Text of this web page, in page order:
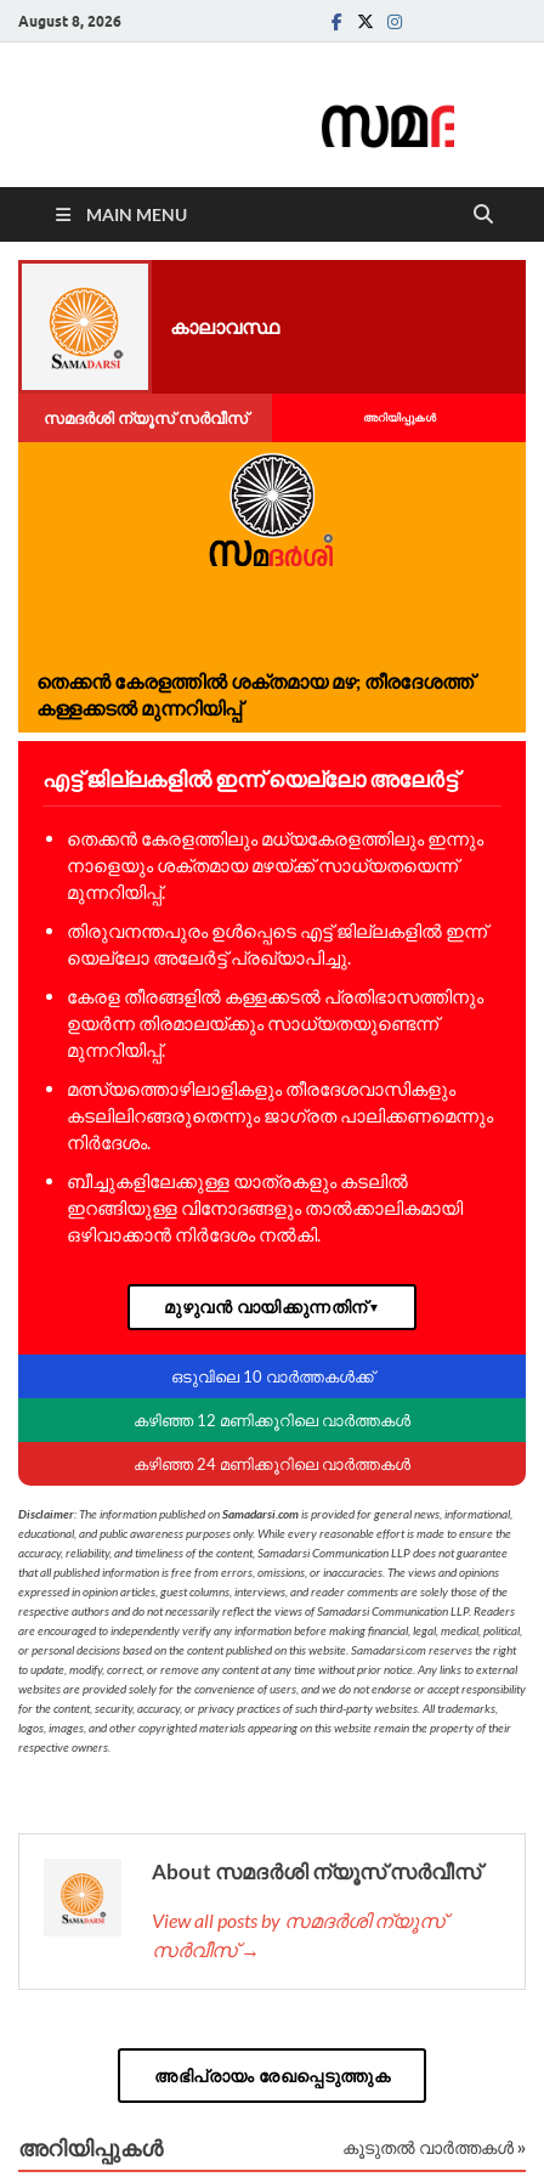
August 8, 2026
MAIN MENU
കാലാവസ്ഥ
സമദർശി ന്യൂസ് സർവീസ് അറിയിപ്പുകള്‍
തെക്കൻ കേരളത്തിൽ ശക്തമായ മഴ; തീരദേശത്ത്
കള്ളക്കടൽ മുന്നറിയിപ്പ്
എട്ട് ജില്ലകളിൽ ഇന്ന് യെല്ലോ അലേർട്ട്
തെക്കൻ കേരളത്തിലും മധ്യകേരളത്തിലും ഇന്നും
നാളെയും ശക്തമായ മഴയ്ക്ക് സാധ്യതയെന്ന്
മുന്നറിയിപ്പ്.
തിരുവനന്തപുരം ഉൾപ്പെടെ എട്ട് ജില്ലകളിൽ ഇന്ന്
യെല്ലോ അലേർട്ട് പ്രഖ്യാപിച്ചു.
കേരള തീരങ്ങളിൽ കള്ളക്കടൽ പ്രതിഭാസത്തിനും
ഉയർന്ന തിരമാലയ്ക്കും സാധ്യതയുണ്ടെന്ന്
മുന്നറിയിപ്പ്.
മത്സ്യത്തൊഴിലാളികളും തീരദേശവാസികളും
കടലിലിറങ്ങരുതെന്നും ജാഗ്രത പാലിക്കണമെന്നും
നിർദേശം.
ബീച്ചുകളിലേക്കുള്ള യാത്രകളും കടലിൽ
ഇറങ്ങിയുള്ള വിനോദങ്ങളും താൽക്കാലികമായി
ഒഴിവാക്കാൻ നിർദേശം നൽകി.
മുഴുവൻ വായിക്കുന്നതിന്▼
ഒടുവിലെ 10 വാർത്തകൾക്ക്
കഴിഞ്ഞ 12 മണിക്കൂറിലെ വാർത്തകൾ
കഴിഞ്ഞ 24 മണിക്കൂറിലെ വാർത്തകൾ
Disclaimer: The information published onSamadarsi.comis provided for general news, informational,
educational, and public awareness purposes only. While every reasonable effort is made to ensure the
accuracy, reliability, and timeliness of the content, Samadarsi Communication LLP does not guarantee
that all published information is free from errors, omissions, or inaccuracies. The views and opinions
expressed in opinion articles, guest columns, interviews, and reader comments are solely those of the
respective authors and do not necessarily reflect the views of Samadarsi Communication LLP. Readers
are encouraged to independently verify any information before making financial, legal, medical, political,
or personal decisions based on the content published on this website. Samadarsi.com reserves the right
to update, modify, correct, or remove any content at any time without prior notice. Any links to external
websites are provided solely for the convenience of users, and we do not endorse or accept responsibility
for the content, security, accuracy, or privacy practices of such third-party websites. All trademarks,
logos, images, and other copyrighted materials appearing on this website remain the property of their
respective owners.
About സമദർശി ന്യൂസ് സർവീസ്
View all posts by സമദർശി ന്യൂസ്
സർവീസ് →
അഭിപ്രായം രേഖപ്പെടുത്തുക
അറിയിപ്പുകള്‍ കൂടുതൽ വാർത്തകൾ »